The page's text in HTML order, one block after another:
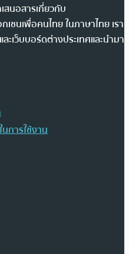
สนอสารเกี่ยวกับ
เชนเพื่อคนไทย ในภาษาไทย เรา
เว็บบอร์ดต่างประเทศและนำมา
การใช้งาน